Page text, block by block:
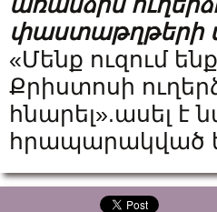
փաստաթղթերի
«Մենք ուզում
Քրիստոսի
հնարել».ասել է
հրապարակված